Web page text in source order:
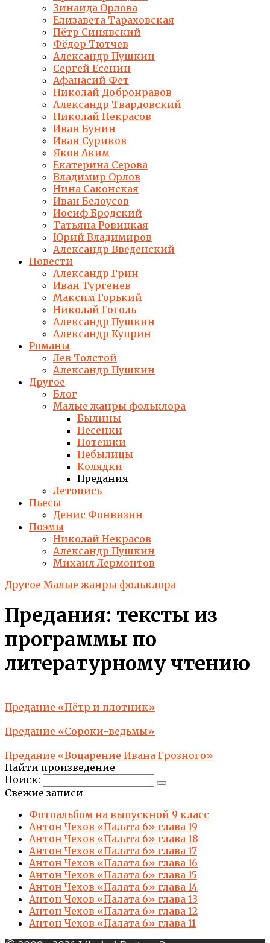
Зинаида Орлова
Елизавета Тараховская
Пётр Синявский
Фёдор Тютчев
Александр Пушкин
Сергей Есенин
Афанасий Фет
Николай Добронравов
Александр Твардовский
Николай Некрасов
Иван Бунин
Иван Суриков
Яков Аким
Екатерина Серова
Владимир Орлов
Нина Саконская
Иван Белоусов
Иосиф Бродский
Татьяна Ровицкая
Юрий Владимиров
Александр Введенский
Повести
Александр Грин
Иван Тургенев
Максим Горький
Николай Гоголь
Александр Пушкин
Александр Куприн
Романы
Лев Толстой
Александр Пушкин
Другое
Блог
Малые жанры фольклора
Былины
Песенки
Потешки
Небылицы
Колядки
Предания
Летопись
Пьесы
Денис Фонвизин
Поэмы
Николай Некрасов
Александр Пушкин
Михаил Лермонтов
Другое Малые жанры фольклора
Предания: тексты из
программы по
литературному чтению
Предание «Пётр и плотник»
Предание «Сороки-ведьмы»
Предание «Воцарение Ивана Грозного»
Найти произведение
Поиск:
Свежие записи
Фотоальбом на выпускной 9 класс
Антон Чехов «Палата 6» глава 19
Антон Чехов «Палата 6» глава 18
Антон Чехов «Палата 6» глава 17
Антон Чехов «Палата 6» глава 16
Антон Чехов «Палата 6» глава 15
Антон Чехов «Палата 6» глава 14
Антон Чехов «Палата 6» глава 13
Антон Чехов «Палата 6» глава 12
Антон Чехов «Палата 6» глава 11